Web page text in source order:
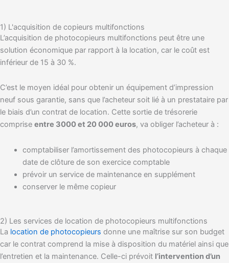
1) L'acquisition de copieurs multifonctions
L’acquisition de photocopieurs multifonctions peut être une
solution économique par rapport à la location, car le coût est
inférieur de 15 à 30 %.
C’est le moyen idéal pour obtenir un équipement d’impression
neuf sous garantie, sans que l’acheteur soit lié à un prestataire par
le biais d’un contrat de location. Cette sortie de trésorerie
comprise entre 3000 et 20 000 euros, va obliger l’acheteur à :
comptabiliser l’amortissement des photocopieurs à chaque
date de clôture de son exercice comptable
prévoir un service de maintenance en supplément
conserver le même copieur
2) Les services de location de photocopieurs multifonctions
La location de photocopieurs donne une maîtrise sur son budget
car le contrat comprend la mise à disposition du matériel ainsi que
l’entretien et la maintenance. Celle-ci prévoit l’intervention d’un